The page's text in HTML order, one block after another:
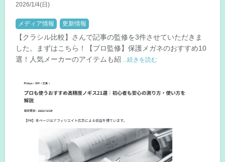
2026/1/4(日)
メディア情報 更新情報
【クラシル比較】さんで記事の監修を3件させていただきま
した。まずはこちら！【プロ監修】保護メガネのおすすめ10
選！人気メーカーのアイテムも紹
...続きを読む